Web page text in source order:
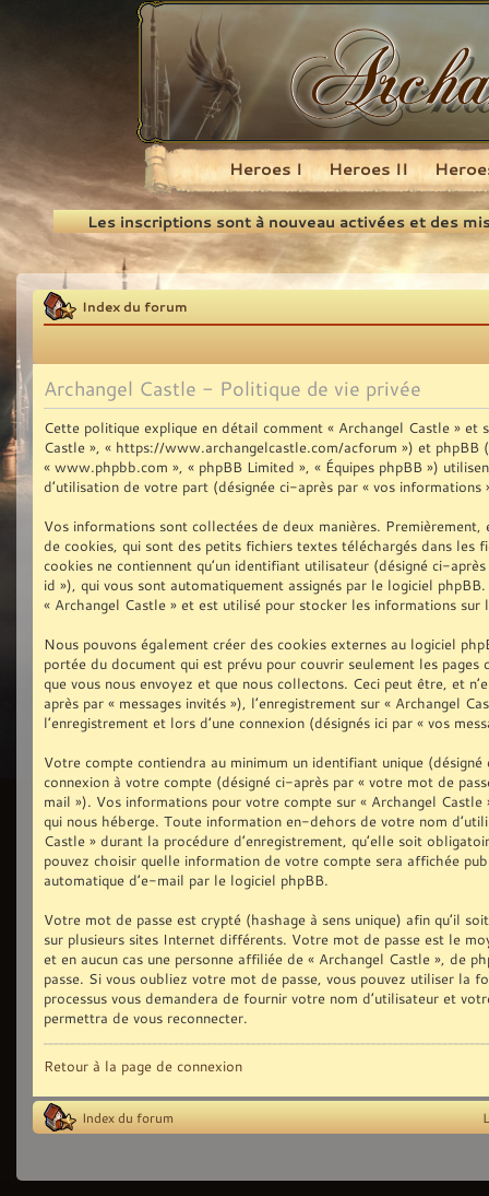
Recherche
Heroes I Heroes II
Les inscriptions sont à nouveau activées et des
Index du forum
Archangel Castle - Politique de vie privée
Cette politique explique en détail comment « Archangel Castle » et
Castle », « https://www.archangelcastle.com/acforum ») et phpBB
« www.phpbb.com », « phpBB Limited », « Équipes phpBB »)
d’utilisation de votre part (désignée ci-après par « vos informations
Vos informations sont collectées de deux manières.
de cookies, qui sont des petits fichiers textes téléchargés dans
cookies ne contiennent qu’un identifiant utilisateur (désigné ci-
id »), qui vous sont automatiquement assignés par le logiciel
« Archangel Castle » et est utilisé pour stocker les informations
Nous pouvons également créer des cookies externes au logiciel
portée du document qui est prévu pour couvrir seulement les
que vous nous envoyez et que nous collectons. Ceci peut être, et
après par « messages invités »), l’enregistrement sur « Archangel
l’enregistrement et lors d’une connexion (désignés ici par « vos
Votre compte contiendra au minimum un identifiant unique
connexion à votre compte (désigné ci-après par « votre mot de
mail »). Vos informations pour votre compte sur « Archangel
qui nous héberge. Toute information en-dehors de votre nom
Castle » durant la procédure d’enregistrement, qu’elle soit
pouvez choisir quelle information de votre compte sera affichée
automatique d’e-mail par le logiciel phpBB.
Votre mot de passe est crypté (hashage à sens unique) afin qu’il
sur plusieurs sites Internet différents. Votre mot de passe est le
et en aucun cas une personne affiliée de « Archangel Castle », de
passe. Si vous oubliez votre mot de passe, vous pouvez utiliser la
processus vous demandera de fournir votre nom d’utilisateur et
permettra de vous reconnecter.
Retour à la page de connexion
Index du forum